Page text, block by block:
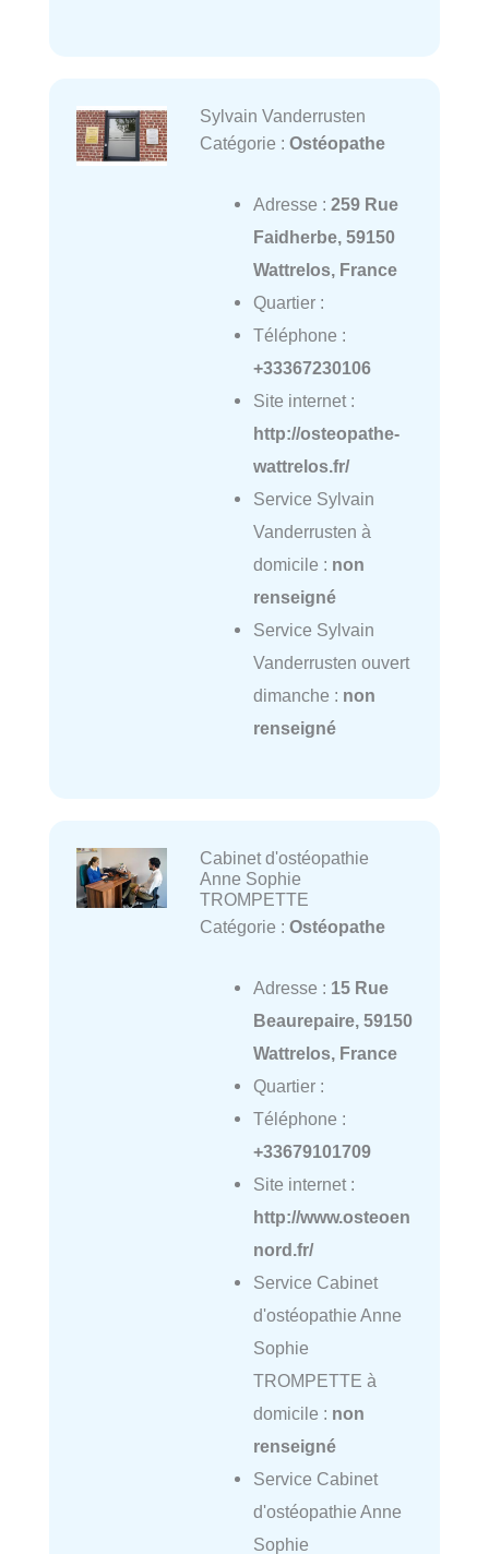
Sylvain Vanderrusten
Catégorie : Ostéopathe
Adresse : 259 Rue
Faidherbe, 59150
Wattrelos, France
Quartier :
Téléphone :
+33367230106
Site internet :
http://osteopathe-
wattrelos.fr/
Service Sylvain
Vanderrusten à
domicile : non
renseigné
Service Sylvain
Vanderrusten ouvert
dimanche : non
renseigné
Cabinet d'ostéopathie
Anne Sophie
TROMPETTE
Catégorie : Ostéopathe
Adresse : 15 Rue
Beaurepaire, 59150
Wattrelos, France
Quartier :
Téléphone :
+33679101709
Site internet :
http://www.osteoen
nord.fr/
Service Cabinet
d'ostéopathie Anne
Sophie
TROMPETTE à
domicile : non
renseigné
Service Cabinet
d'ostéopathie Anne
Sophie